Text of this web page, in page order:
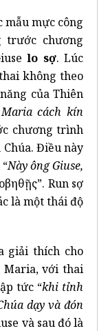
mẫu mực công
trước chương
lo sợ. Lúc
không theo
của Thiên
cách kín
chương trình
Điều này
Này ông Giuse,
Run sợ
là một thái độ
giải thích cho
Maria, với thai
tức “khi tỉnh
dạy và đón
và sau đó là